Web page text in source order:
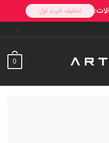
به آرتمن خوش آمدید.
0